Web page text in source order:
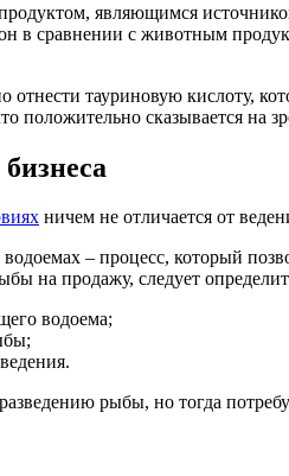
являющимся
в сравнении с животным
тауриновую кислоту,
положительно сказывается на
ничем не отличается от
– процесс, который
на продажу, следует
водоема;
рыбы, но тогда